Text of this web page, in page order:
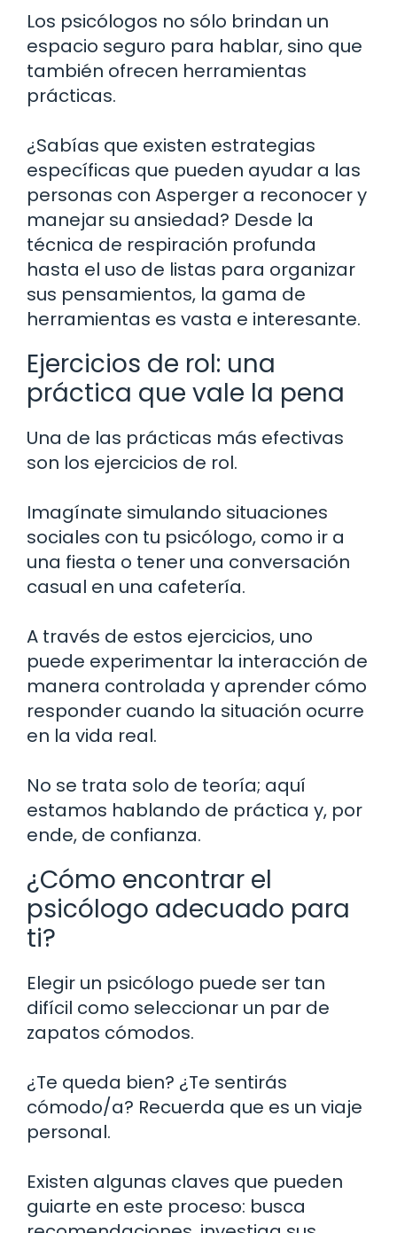
Los psicólogos no sólo brindan un
espacio seguro para hablar, sino que
también ofrecen herramientas
prácticas.
¿Sabías que existen estrategias
específicas que pueden ayudar a las
personas con Asperger a reconocer y
manejar su ansiedad? Desde la
técnica de respiración profunda
hasta el uso de listas para organizar
sus pensamientos, la gama de
herramientas es vasta e interesante.
Ejercicios de rol: una
práctica que vale la pena
Una de las prácticas más efectivas
son los ejercicios de rol.
Imagínate simulando situaciones
sociales con tu psicólogo, como ir a
una fiesta o tener una conversación
casual en una cafetería.
A través de estos ejercicios, uno
puede experimentar la interacción de
manera controlada y aprender cómo
responder cuando la situación ocurre
en la vida real.
No se trata solo de teoría; aquí
estamos hablando de práctica y, por
ende, de confianza.
¿Cómo encontrar el
psicólogo adecuado para
ti?
Elegir un psicólogo puede ser tan
difícil como seleccionar un par de
zapatos cómodos.
¿Te queda bien? ¿Te sentirás
cómodo/a? Recuerda que es un viaje
personal.
Existen algunas claves que pueden
guiarte en este proceso: busca